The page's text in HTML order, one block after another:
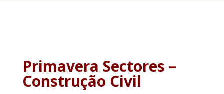
Primavera Sectores –
Construção Civil